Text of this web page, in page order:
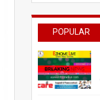
POPULAR